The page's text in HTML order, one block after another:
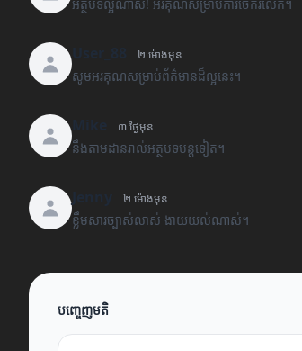
អត្ថបទល្អណាស់! អរគុណសម្រាប់ការចែករំលែក។
២ ម៉ោងមុន
សូមអរគុណសម្រាប់ព័ត៌មានដ៏ល្អនេះ។
៣ ថ្ងៃមុន
នឹងតាមដានរាល់អត្ថបទបន្តទៀត។
២ ម៉ោងមុន
ខ្លឹមសារច្បាស់លាស់ ងាយយល់ណាស់។
បញ្ចេញមតិ